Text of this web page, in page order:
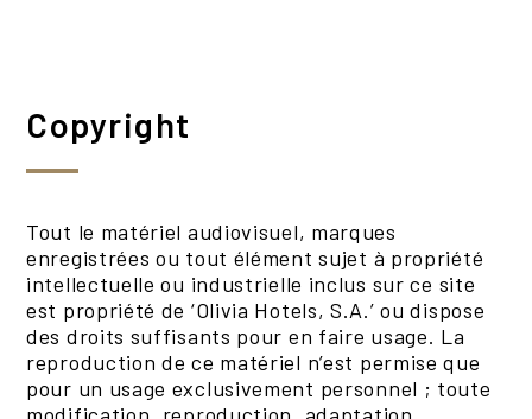
Copyright
Tout le matériel audiovisuel, marques
enregistrées ou tout élément sujet à propriété
intellectuelle ou industrielle inclus sur ce site
est propriété de ‘Olivia Hotels, S.A.’ ou dispose
des droits suffisants pour en faire usage. La
reproduction de ce matériel n’est permise que
pour un usage exclusivement personnel ; toute